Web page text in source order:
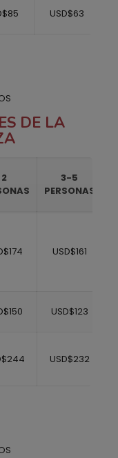
USD$63
DE LA
2
3-5
PERSONAS
USD$161
USD$123
USD$232